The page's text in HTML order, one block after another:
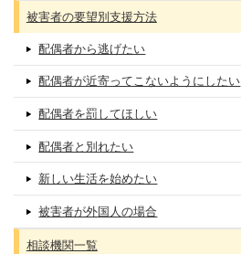
被害者の要望別支援方法
配偶者から逃げたい
配偶者が近寄ってこないようにしたい
配偶者を罰してほしい
配偶者と別れたい
新しい生活を始めたい
被害者が外国人の場合
相談機関一覧